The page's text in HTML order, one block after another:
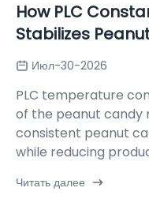
How PLC
Stabilizes
Июл-30-2026
PLC temperature
of the peanut candy
consistent peanut
while reducing
Читать далее